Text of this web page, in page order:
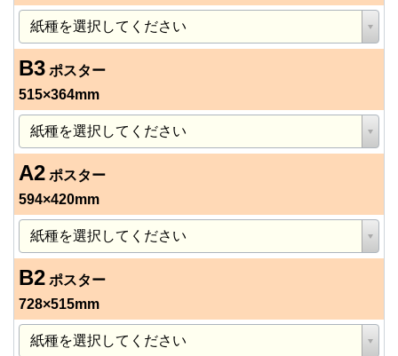
B3ポスター
515×364mm
A2ポスター
594×420mm
B2ポスター
728×515mm